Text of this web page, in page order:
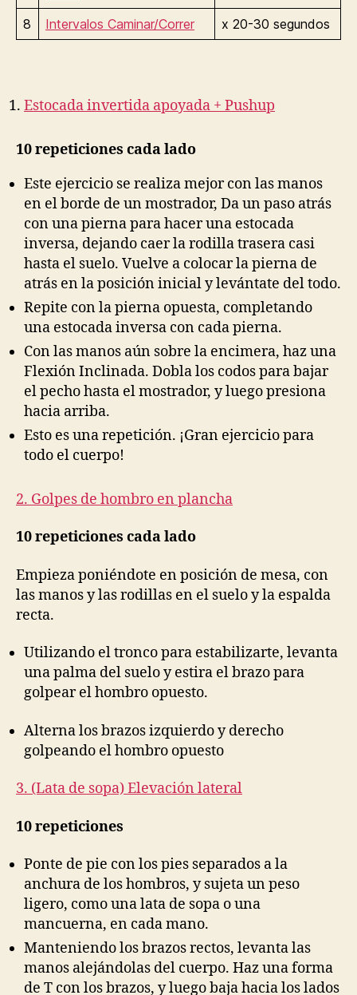
8 Intervalos Caminar/Correr x 20-30 segundos
Estocada invertida apoyada + Pushup
10 repeticiones cada lado
Este ejercicio se realiza mejor con las manos
en el borde de un mostrador, Da un paso atrás
con una pierna para hacer una estocada
inversa, dejando caer la rodilla trasera casi
hasta el suelo. Vuelve a colocar la pierna de
atrás en la posición inicial y levántate del todo.
Repite con la pierna opuesta, completando
una estocada inversa con cada pierna.
Con las manos aún sobre la encimera, haz una
Flexión Inclinada. Dobla los codos para bajar
el pecho hasta el mostrador, y luego presiona
hacia arriba.
Esto es una repetición. ¡Gran ejercicio para
todo el cuerpo!
2. Golpes de hombro en plancha
10 repeticiones cada lado
Empieza poniéndote en posición de mesa, con
las manos y las rodillas en el suelo y la espalda
recta.
Utilizando el tronco para estabilizarte, levanta
una palma del suelo y estira el brazo para
golpear el hombro opuesto.
Alterna los brazos izquierdo y derecho
golpeando el hombro opuesto
3. (Lata de sopa) Elevación lateral
10 repeticiones
Ponte de pie con los pies separados a la
anchura de los hombros, y sujeta un peso
ligero, como una lata de sopa o una
mancuerna, en cada mano.
Manteniendo los brazos rectos, levanta las
manos alejándolas del cuerpo. Haz una forma
de T con los brazos, y luego baja hacia los lados